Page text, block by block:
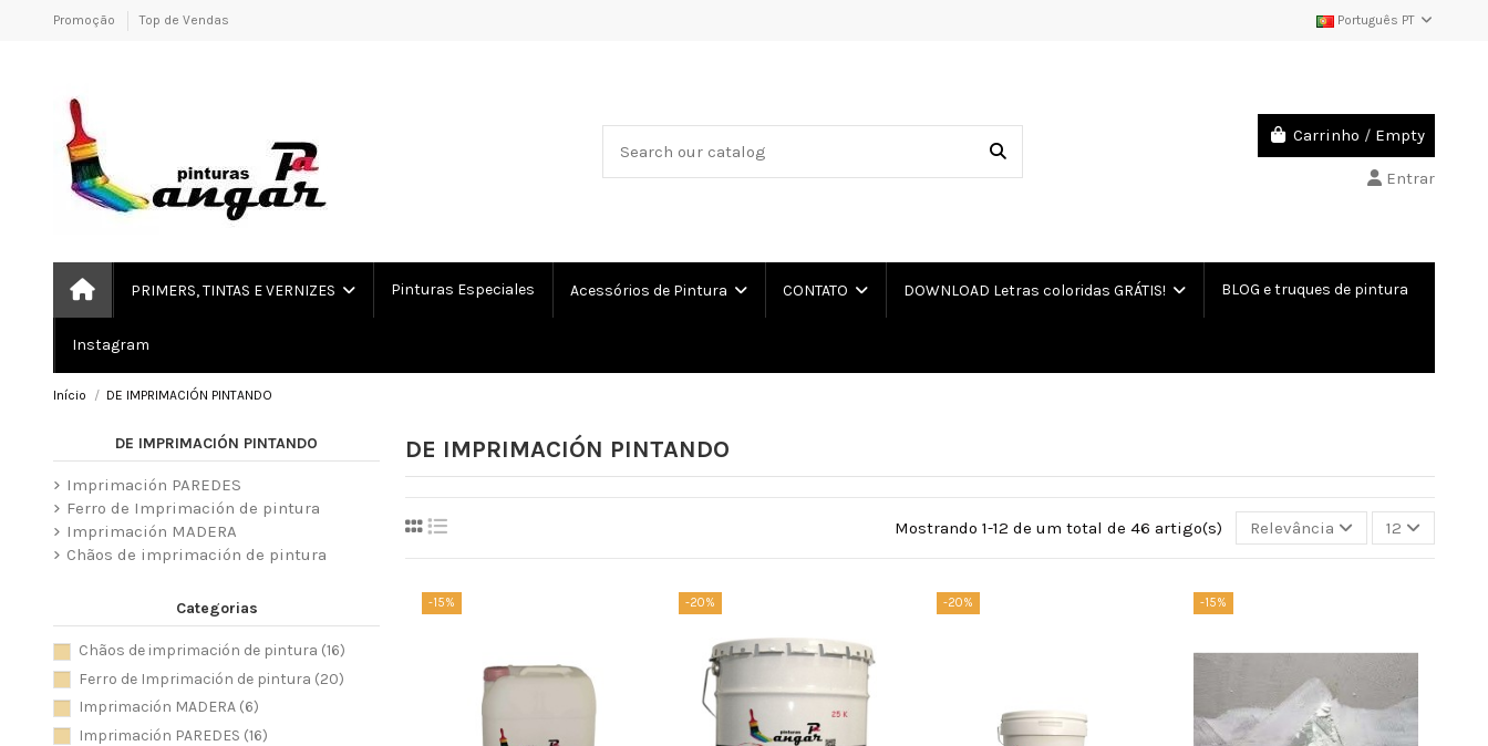
Promoção Top de Vendas Português PT
Carrinho / Empty
Entrar
PRIMERS, TINTAS E VERNIZES Pinturas Especiales Acessórios de Pintura CONTATO DOWNLOAD Letras coloridas GRÁTIS! BLOG e truques de pintura
Instagram
Início DE IMPRIMACIÓN PINTANDO
DE IMPRIMACIÓN PINTANDO
Mostrando 1-12 de um total de 46 artigo(s) Relevância 12
-15% -20% -20% -15%
DE IMPRIMACIÓN PINTANDO
Imprimación PAREDES
Ferro de Imprimación de pintura
Imprimación MADERA
Chãos de imprimación de pintura
Categorias
Chãos de imprimación de pintura (16)
Ferro de Imprimación de pintura (20)
Imprimación MADERA (6)
Imprimación PAREDES (16)